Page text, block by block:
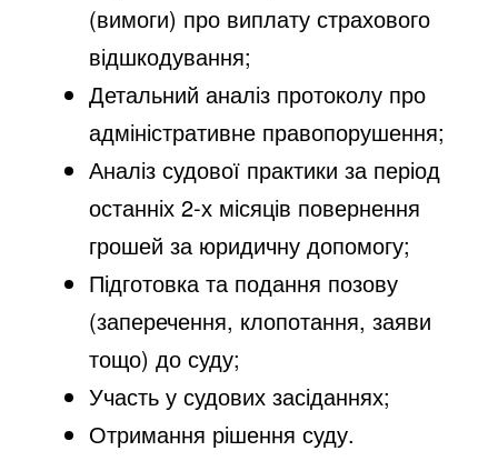
(вимоги) про виплату страхового
відшкодування;
Детальний аналіз протоколу про
адміністративне правопорушення;
Аналіз судової практики за період
останніх 2-х місяців повернення
грошей за юридичну допомогу;
Підготовка та подання позову
(заперечення, клопотання, заяви
тощо) до суду;
Участь у судових засіданнях;
Отримання рішення суду.